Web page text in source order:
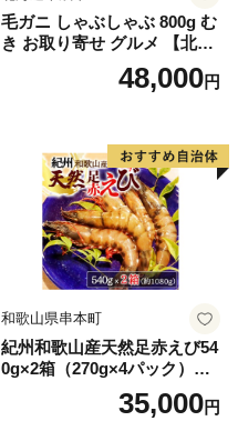
毛ガニ しゃぶしゃぶ 800g む
き お取り寄せ グルメ 【北海
道】【札幌バルナバフーズ】
48,000円
和歌山県串本町
紀州和歌山産天然足赤えび54
0g×2箱（270g×4パック）化
粧箱入 ※2026年12月上旬〜2
027年2月上旬頃順次発送予定
35,000円